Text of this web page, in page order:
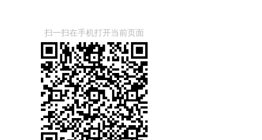
扫一扫在手机打开当前页面